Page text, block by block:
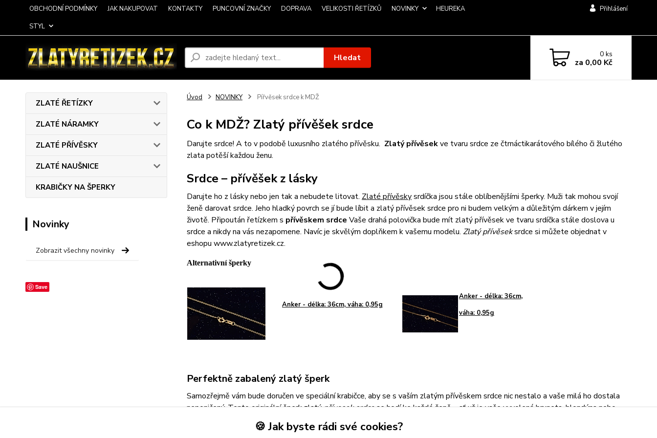
OBCHODNÍ PODMÍNKY JAK NAKUPOVAT KONTAKTY PUNCOVNÍ ZNAČKY DOPRAVA VELIKOSTI ŘETÍZKŮ NOVINKY
HEUREKA
STYL
Přihlášení
Hledat 0ks
za 0,00 Kč
ZLATÉ ŘETÍZKY
ZLATÉ NÁRAMKY
ZLATÉ PŘÍVĚSKY
ZLATÉ NAUŠNICE
KRABIČKY NA ŠPERKY
Novinky
Zobrazit všechny novinky
Save
Úvod NOVINKY Pířvěsek srdce k MDŽ
Co k MDŽ? Zlatý přívěšek srdce
Darujte srdce! A to v podobě luxusního zlatého přívěsku. Zlatý přívěsekve tvaru srdce ze čtrnáctikarátového bílého či žlutého
zlata potěší každou ženu.
Srdce – přívěšek z lásky
Darujte ho z lásky nebo jen tak a nebudete litovat. Zlaté přívěskysrdíčka jsou stále oblíbenějšími šperky. Muži tak mohou svojí
ženě darovat srdce. Jeho hladký povrch se jí bude líbit a zlatý přívěsek srdce pro ni budem velkým a důležitým dárkem v jejím
životě. Připoután řetízkem s přívěskem srdce Vaše drahá polovička bude mít zlatý přívěsek ve tvaru srdíčka stále doslova u
srdce a nikdy na vás nezapomene. Navíc je skvělým doplňkem k vašemu modelu. Zlatý přívěseksrdce si můžete objednat v
eshopu www.zlatyretizek.cz.
Alternativní šperky
Anker - délka: 36cm, váha: 0,95g
Anker - délka: 36cm,
váha: 0,95g
Perfektně zabalený zlatý šperk
Samozřejmě vám bude doručen ve speciální krabičce, aby se s vaším zlatým přívěskem srdce nic nestalo a vaše milá ho dostala
neponičený. Tento originální šperk zlatýpřívesek srdcese hodí ke každé ženě – ať už je vaše vyvolená bruneta, blondýna nebo
Zlatý přívěsek srdíčko se jí v dekoltu bude vyjímat. Šperky v podobě
v něm bude vždy elegantní a bude zářit na každém večírku. Se zlatým přívěskem srdíko dokonale oslní vaše okolí. Objednejte si ho
🍪 Jak byste rádi své cookies?